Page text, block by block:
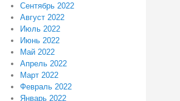
Сентябрь 2022
Август 2022
Июль 2022
Июнь 2022
Май 2022
Апрель 2022
Март 2022
Февраль 2022
Январь 2022